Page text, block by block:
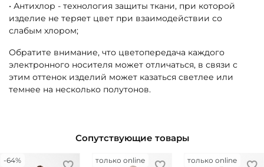
• Антихлор - технология защиты ткани, при которой
изделие не теряет цвет при взаимодействии со
слабым хлором;
Обратите внимание, что цветопередача каждого
электронного носителя может отличаться, в связи с
этим оттенок изделий может казаться светлее или
темнее на несколько полутонов.
Сопутствующие товары
-64%
только online только online